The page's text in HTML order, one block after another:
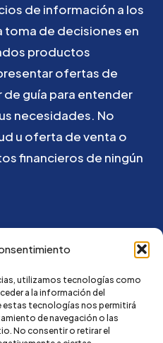
utilizamos tecnologías como
a la información del
tecnologías nos permitirá
de navegación o las
No consentir o retirar el
de información a los
toma de decisiones en
productos
ofertas de
de guía para entender
necesidades. No
u oferta deventa o
financieros de ningún
con nosotros